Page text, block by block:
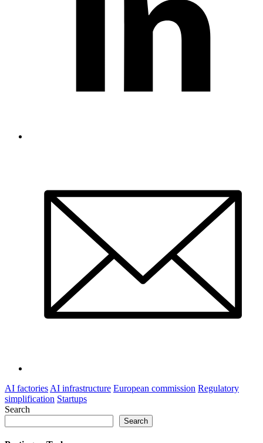
AI factories AI infrastructure European commission Regulatory
simplification Startups
Search
Search